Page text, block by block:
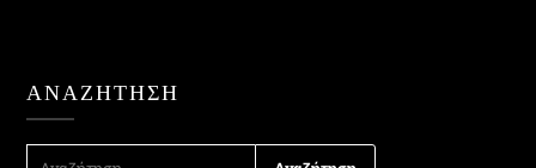
ΑΝΑΖΉΤΗΣΗ
ΑΝΑΖΉΤΗΣΗ